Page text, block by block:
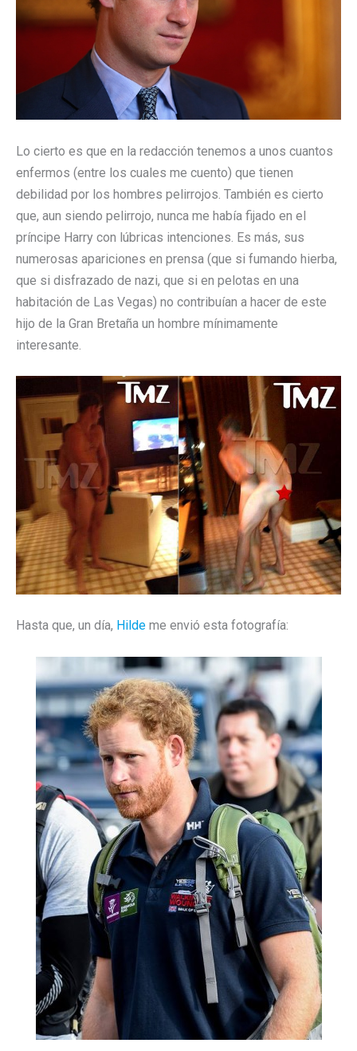
Lo cierto es que en la redacción tenemos a unos cuantos
enfermos (entre los cuales me cuento) que tienen
debilidad por los hombres pelirrojos. También es cierto
que, aun siendo pelirrojo, nunca me había fijado en el
príncipe Harry con lúbricas intenciones. Es más, sus
numerosas apariciones en prensa (que si fumando hierba,
que si disfrazado de nazi, que si en pelotas en una
habitación de Las Vegas) no contribuían a hacer de este
hijo de la Gran Bretaña un hombre mínimamente
interesante.
Hasta que, un día, Hilde me envió esta fotografía: